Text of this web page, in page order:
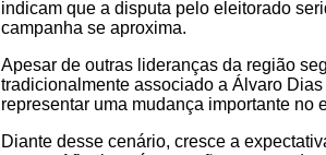
indicam que a disputa pelo eleitorado
campanha se aproxima.
Apesar de outras lideranças da região
tradicionalmente associado a Álvaro
representar uma mudança importante no
Diante desse cenário, cresce a